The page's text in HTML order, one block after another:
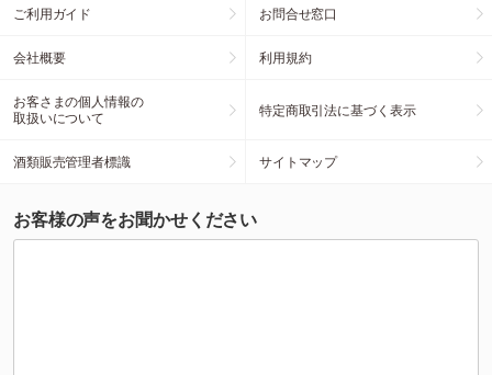
ご利用ガイド お問合せ窓口
会社概要 利用規約
お客さまの個人情報の
取扱いについて
特定商取引法に基づく表示
酒類販売管理者標識 サイトマップ
お客様の声をお聞かせください